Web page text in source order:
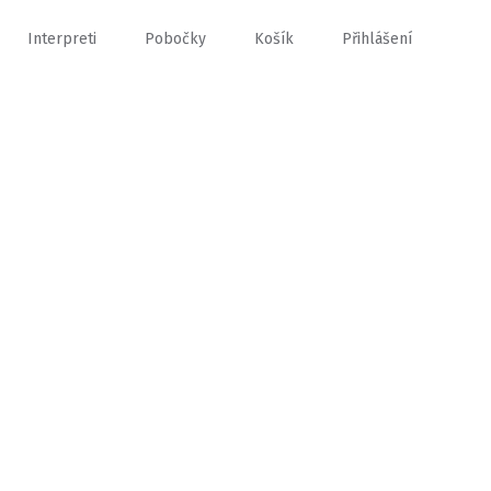
Interpreti Pobočky Košík Přihlášení